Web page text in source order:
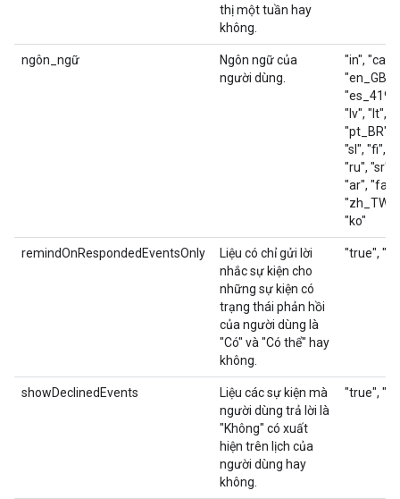
thị một tuần hay
không.
ngôn_ngữ
Ngôn ngữ của
người dùng.
"in",
"en_GB",
"lv", "lt",
"pt_BR",
"sl", "fi",
"ru", "sr",
"ar", "fa",
"zh_TW",
"ko"
remindOnRespondedEventsOnly
Liệu có chỉ gửi lời
nhắc sự kiện cho
những sự kiện có
trạng thái phản hồi
của người dùng là
"Có" và "Có thể" hay
không.
"true",
showDeclinedEvents
Liệu các sự kiện mà
người dùng trả lời là
"Không" có xuất
hiện trên lịch của
người dùng hay
không.
"true",